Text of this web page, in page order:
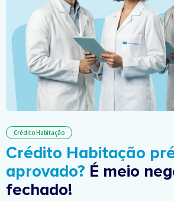
Crédito Habitação
Crédito Habitação
aprovado? É meio
fechado!